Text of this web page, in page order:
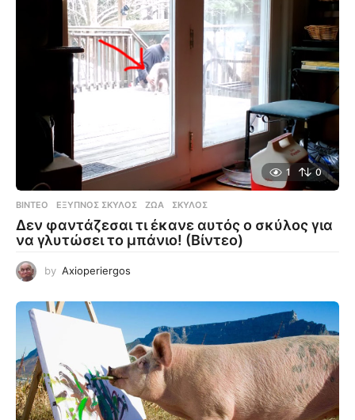
1 0
ΒΊΝΤΕΟ ΈΞΥΠΝΟΣ ΣΚΎΛΟΣ ,ΖΏΑ ,ΣΚΎΛΟΣ
Δεν φαντάζεσαι τι έκανε αυτός ο σκύλος για
να γλυτώσει το μπάνιο! (Βίντεο)
by Axioperiergos